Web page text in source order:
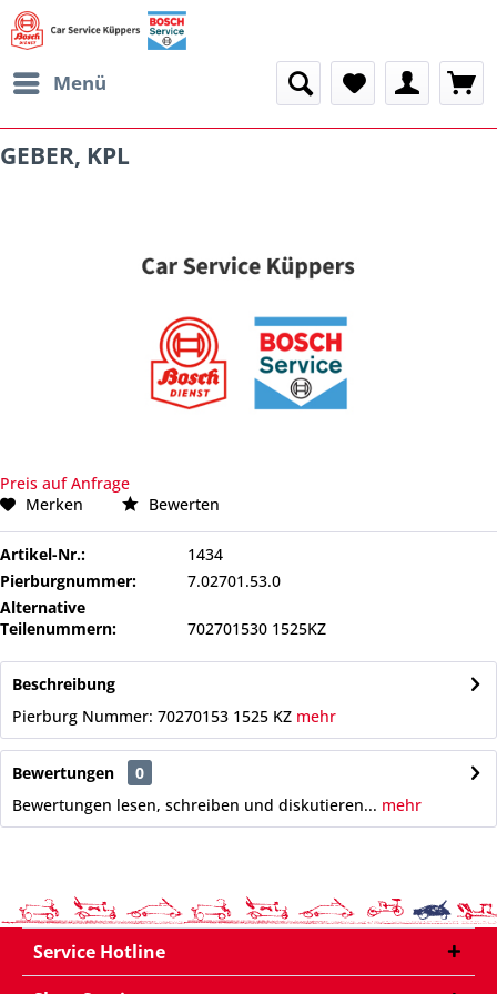
Menü
GEBER, KPL
Preis auf Anfrage
Merken
Bewerten
Artikel-Nr.:
1434
Pierburgnummer:
7.02701.53.0
Alternative
Teilenummern:
702701530 1525KZ
Beschreibung
Pierburg Nummer: 70270153 1525 KZ mehr
Bewertungen
0
Bewertungen lesen, schreiben und diskutieren... mehr
Service Hotline